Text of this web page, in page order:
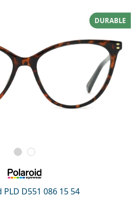
D551 086 15 54
DURABLE